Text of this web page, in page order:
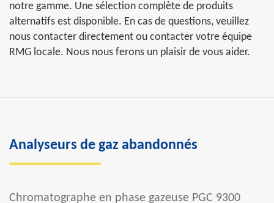
notre gamme. Une sélection complète de produits
alternatifs est disponible. En cas de questions, veuillez
nous contacter directement ou contacter votre équipe
RMG locale. Nous nous ferons un plaisir de vous aider.
Analyseurs de gaz abandonnés
Chromatographe en phase gazeuse PGC 9300